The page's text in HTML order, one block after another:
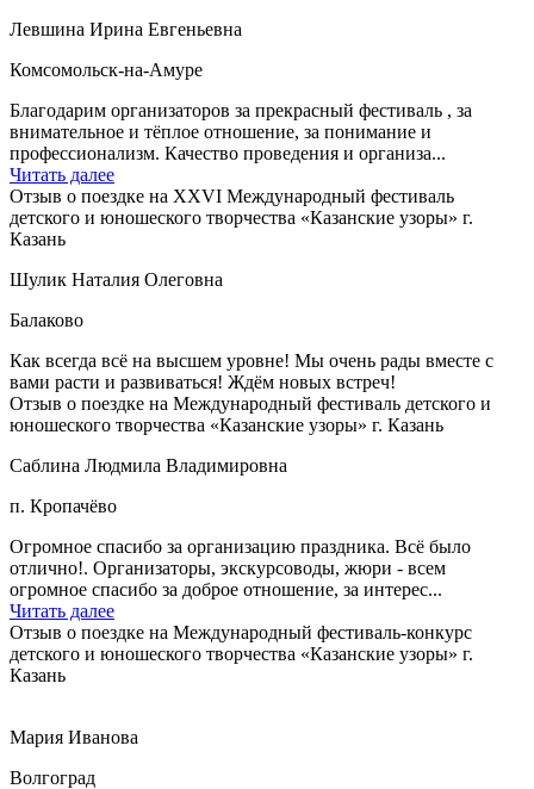
Левшина Ирина Евгеньевна
Комсомольск-на-Амуре
Благодарим организаторов за прекрасный фестиваль , за
внимательное и тёплое отношение, за понимание и
профессионализм. Качество проведения и организа...
Читать далее
Отзыв о поездке на XXVI Международный фестиваль
детского и юношеского творчества «Казанские узоры» г.
Казань
Шулик Наталия Олеговна
Балаково
Как всегда всё на высшем уровне! Мы очень рады вместе с
вами расти и развиваться! Ждём новых встреч!
Отзыв о поездке на Международный фестиваль детского и
юношеского творчества «Казанские узоры» г. Казань
Саблина Людмила Владимировна
п. Кропачёво
Огромное спасибо за организацию праздника. Всё было
отлично!. Организаторы, экскурсоводы, жюри - всем
огромное спасибо за доброе отношение, за интерес...
Читать далее
Отзыв о поездке на Международный фестиваль-конкурс
детского и юношеского творчества «Казанские узоры» г.
Казань
Мария Иванова
Волгоград